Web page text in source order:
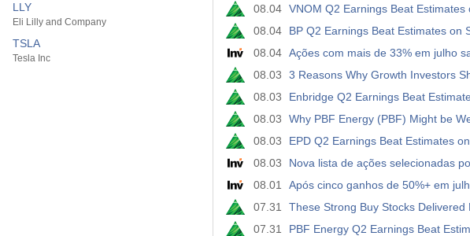
LLY
Eli Lilly and Company
TSLA
Tesla Inc
08.04 VNOM Q2 Earnings Beat
08.04
BP Q2 Earnings Beat Estimates on
08.04 Ações com mais de 33% em julho
08.03
3 Reasons Why Growth Investors
08.03
Enbridge Q2 Earnings Beat
08.03
Why PBF Energy (PBF) Might be
08.03
EPD Q2 Earnings Beat Estimates
08.03
Nova lista de ações selecionadas
08.01
Após cinco ganhos de 50%+ em
07.31
These Strong Buy Stocks Delivered
07.31
PBF Energy Q2 Earnings Beat